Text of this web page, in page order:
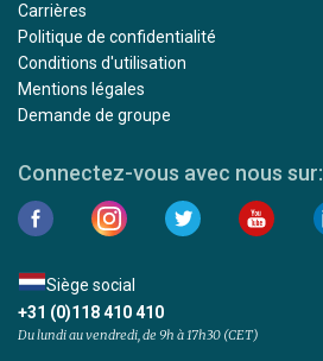
Carrières
Politique de confidentialité
Conditions d'utilisation
Mentions légales
Demande de groupe
Connectez-vous avec nous sur:
Siège social
+31 (0)118 410 410
Du lundi au vendredi, de 9h à 17h30 (CET)